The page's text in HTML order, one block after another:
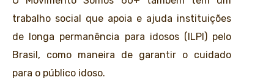
trabalho social que apoia e ajuda instituições
de longa permanência para idosos (ILPI) pelo
Brasil, como maneira de garantir o cuidado
para o público idoso.